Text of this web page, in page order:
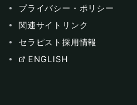
プライバシー・ポリシー
関連サイトリンク
セラピスト採用情報
ENGLISH